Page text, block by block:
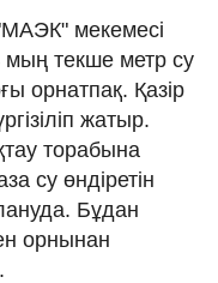
мекемесі
мың текше метр су
орнатпақ. Қазір
жатыр.
торабына
су өндіретін
Бұдан
орнынан